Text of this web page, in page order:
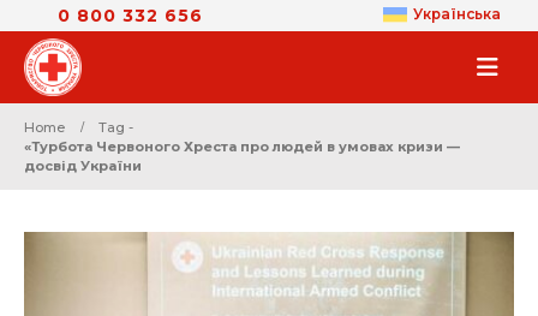
0 800 332 656 Українська
Home
Tag -
«Турбота Червоного Хреста про людей в умовах кризи —
досвід України